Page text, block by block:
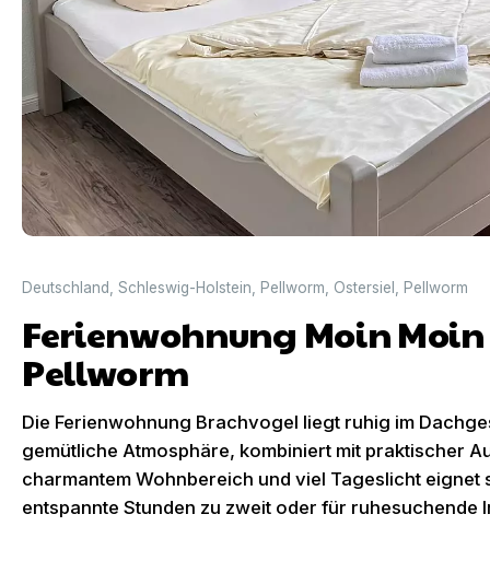
Deutschland Schleswig-Holstein Pellworm Ostersiel Pellworm
Ferienwohnung Moin Moin
Pellworm
Die Ferienwohnung Brachvogel liegt ruhig im
gemütliche Atmosphäre, kombiniert mit praktischer
charmantem Wohnbereich und viel Tageslicht
entspannte Stunden zu zweit oder für ruhesuchende